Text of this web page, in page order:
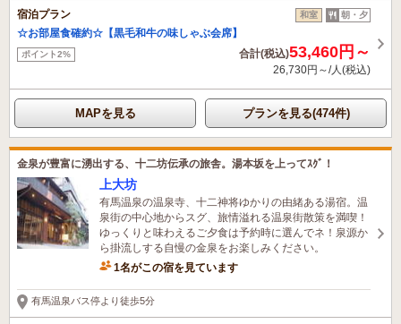
宿泊プラン 和室 朝・夕
☆お部屋食確約☆【黒毛和牛の味しゃぶ会席】
ポイント2% 合計(税込)53,460円～
26,730円～/人(税込)
MAPを見る プランを見る(474件)
金泉が豊富に湧出する、十二坊伝承の旅舎。湯本坂を上ってｽｸﾞ！
上大坊
有馬温泉の温泉寺、十二神将ゆかりの由緒ある湯宿。温
泉街の中心地からスグ、旅情溢れる温泉街散策を満喫！
ゆっくりと味わえるご夕食は予約時に選んでネ！泉源か
ら掛流しする自慢の金泉をお楽しみください。
1名がこの宿を見ています
有馬温泉バス停より徒歩5分